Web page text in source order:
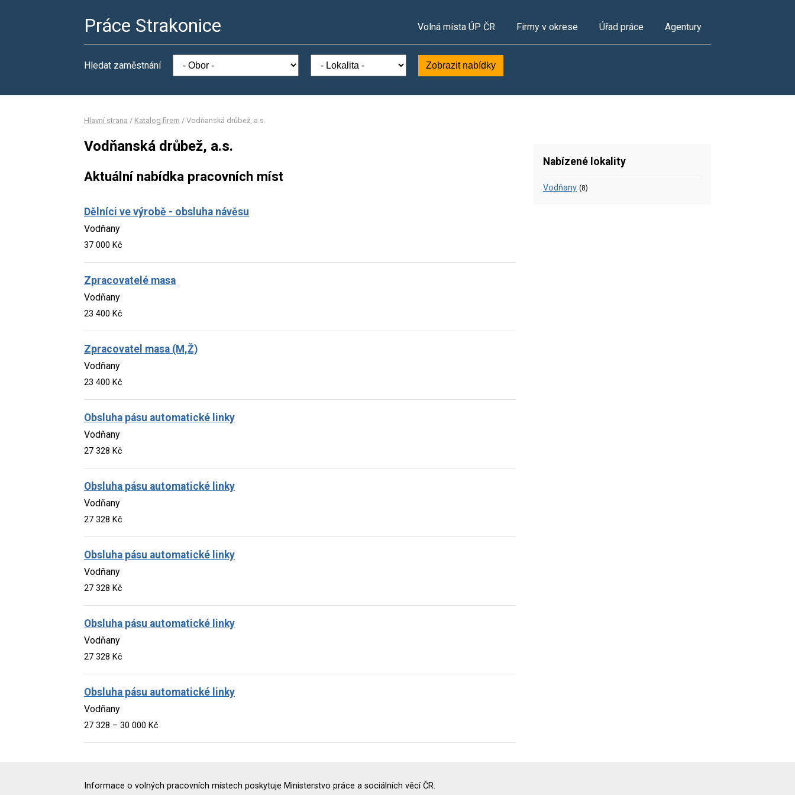
Práce Strakonice Volná místa ÚP ČR Firmy v okrese Úřad práce Agentury
Hledat zaměstnání Zobrazit nabídky
Hlavní strana / Katalog firem / Vodňanská drůbež, a.s.
Vodňanská drůbež, a.s.
Aktuální nabídka pracovních míst
Dělníci ve výrobě - obsluha návěsu
Vodňany
37 000 Kč
Zpracovatelé masa
Vodňany
23 400 Kč
Zpracovatel masa (M,Ž)
Vodňany
23 400 Kč
Obsluha pásu automatické linky
Vodňany
27 328 Kč
Obsluha pásu automatické linky
Vodňany
27 328 Kč
Obsluha pásu automatické linky
Vodňany
27 328 Kč
Obsluha pásu automatické linky
Vodňany
27 328 Kč
Obsluha pásu automatické linky
Vodňany
27 328 – 30 000 Kč
Nabízené lokality
Vodňany (8)
Informace o volných pracovních místech poskytuje Ministerstvo práce a sociálních věcí ČR.